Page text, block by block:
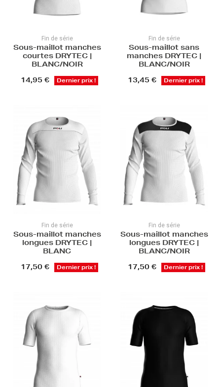
Fin de série
Sous-maillot manches
courtes DRYTEC |
BLANC/NOIR
14,95 € Dernier prix !
Fin de série
Sous-maillot sans
manches DRYTEC |
BLANC/NOIR
13,45 € Dernier prix !
Fin de série
Sous-maillot manches
longues DRYTEC |
BLANC
17,50 € Dernier prix !
Fin de série
Sous-maillot manches
longues DRYTEC |
BLANC/NOIR
17,50 € Dernier prix !